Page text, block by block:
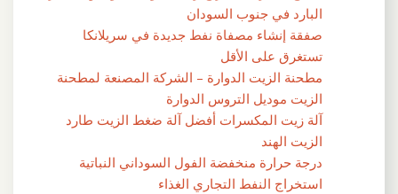
البارد في جنوب السودان
صفقة إنشاء مصفاة نفط جديدة في سريلانكا
تستغرق على الأقل
مطحنة الزيت الدوارة – الشركة المصنعة لمطحنة
الزيت موديل التروس الدوارة
آلة زيت المكسرات أفضل آلة ضغط الزيت طارد
الزيت الهند
درجة حرارة منخفضة الفول السوداني النباتية
استخراج النفط التجاري الغذاء